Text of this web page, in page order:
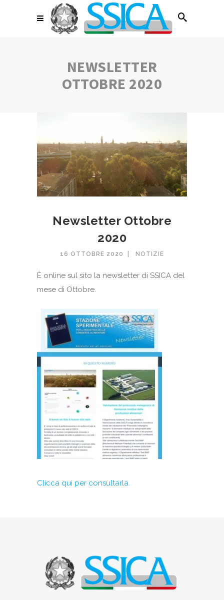
NEWSLETTER
OTTOBRE 2020
Newsletter Ottobre
2020
16 OTTOBRE 2020 NOTIZIE
È online sul sito la newsletter di SSICA del
mese di Ottobre.
Clicca qui per consultarla.